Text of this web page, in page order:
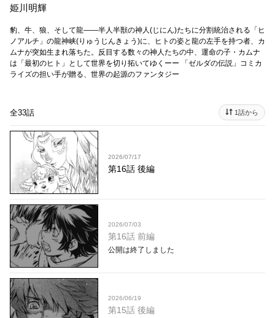
姫川明輝
豹、牛、狼、そして龍――半人半獣の神人(じにん)たちに分割統治される「ヒ
ノアルチ」の龍神峡(りゅうじんきょう)に、ヒトの姿と龍の左手を持つ者、カ
ムナが突如生まれ落ちた。反目する数々の神人たちの中、運命の子・カムナ
は「最初のヒト」として世界を切り拓いてゆくーー 「ゼルダの伝説」コミカ
ライズの担い手が贈る、世界の起源のファンタジー
全33話 1話から
2026/07/17
第16話 後編
2026/07/03
第16話 前編
公開は終了しました
2026/06/19
第15話 後編